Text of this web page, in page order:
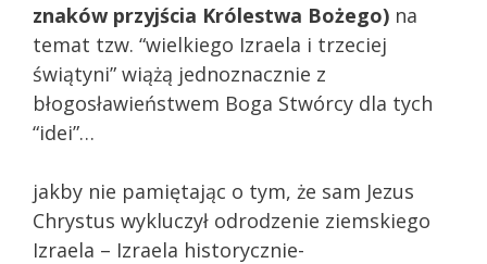
znaków przyjścia Królestwa Bożego) na
temat tzw. “wielkiego Izraela i trzeciej
świątyni” wiążą jednoznacznie z
błogosławieństwem Boga Stwórcy dla tych
“idei”…
jakby nie pamiętając o tym, że sam Jezus
Chrystus wykluczył odrodzenie ziemskiego
Izraela – Izraela historycznie-